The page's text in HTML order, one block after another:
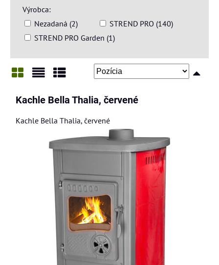
Výrobca:
Nezadaná (2)
STREND PRO (140)
STREND PRO Garden (1)
Kachle Bella Thalia, červené
Kachle Bella Thalia, červené